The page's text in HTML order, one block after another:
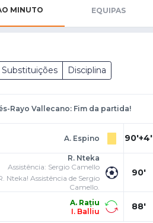
MINUTO EQUIPAS
Substituições Disciplina
Rayo Vallecano: Fim da partida!
90'+4'
A. Espino
90'
R. Nteka
Assistência: Sergio Camello
Nteka! Assistência de Sergio
Camello.
88'
A. Rațiu
I. Balliu